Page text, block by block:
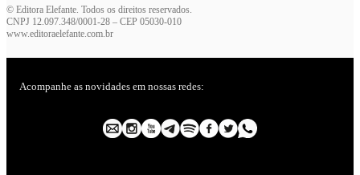
© Editora Elefante. Todos os direitos reservados.
CNPJ 12.097.348/0001-28 – CEP 05030-010
www.editoraelefante.com.br
Acompanhe as novidades em nossas redes: